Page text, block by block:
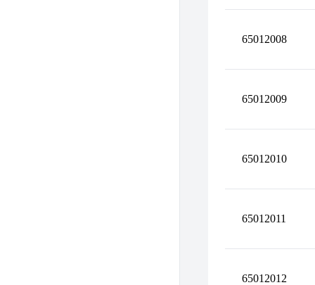
65012008
65012009
65012010
65012011
65012012